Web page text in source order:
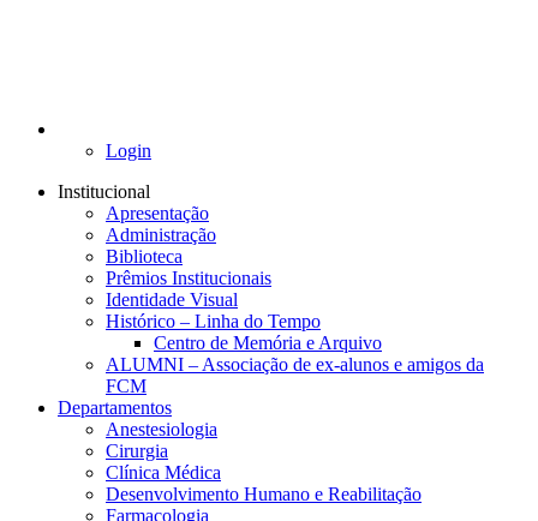
Login
Institucional
Apresentação
Administração
Biblioteca
Prêmios Institucionais
Identidade Visual
Histórico – Linha do Tempo
Centro de Memória e Arquivo
ALUMNI – Associação de ex-alunos e amigos da
FCM
Departamentos
Anestesiologia
Cirurgia
Clínica Médica
Desenvolvimento Humano e Reabilitação
Farmacologia